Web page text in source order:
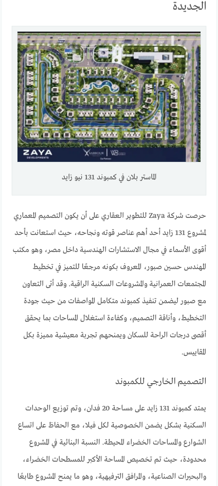
الجديدة
الماستر بلان في كمبوند 131 نيو زايد
حرصت شركة Zaya للتطوير العقاري على أن يكون التصميم المعماري
لمشروع 131 زايد أحد أهم عناصر قوته ونجاحه، حيث استعانت بأحد
أقوى الأسماء في مجال الاستشارات الهندسية داخل مصر، وهو مكتب
المهندس حسين صبور، المعروف بكونه مرجعًا للتميز في تخطيط
المجتمعات العمرانية والمشروعات السكنية الراقية. وقد أتى التعاون
مع صبور ليضمن تنفيذ كمبوند متكامل المواصفات من حيث جودة
التخطيط، وأناقة التصميم، وكفاءة استغلال المساحات بما يحقق
أقصى درجات الراحة للسكان ويمنحهم تجربة معيشية مميزة بكل
المقاييس.
التصميم الخارجي للكمبوند
يمتد كمبوند 131 زايد على مساحة 20 فدان، وتم توزيع الوحدات
السكنية بشكل يضمن الخصوصية لكل فيلا، مع الحفاظ على اتساع
الشوارع والمساحات الخضراء المحيطة. النسبة البنائية في المشروع
محدودة، حيث تم تخصيص المساحة الأكبر للمسطحات الخضراء،
والبحيرات الصناعية، والمرافق الترفيهية، وهو ما يمنح المشروع طابعًا